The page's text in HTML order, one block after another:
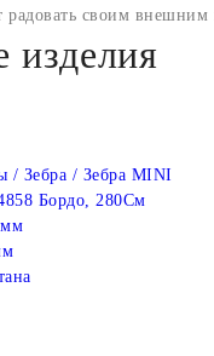
радовать своим внешним
изделия
/ Зебра / Зебра MINI
Бордо, 280См
мм